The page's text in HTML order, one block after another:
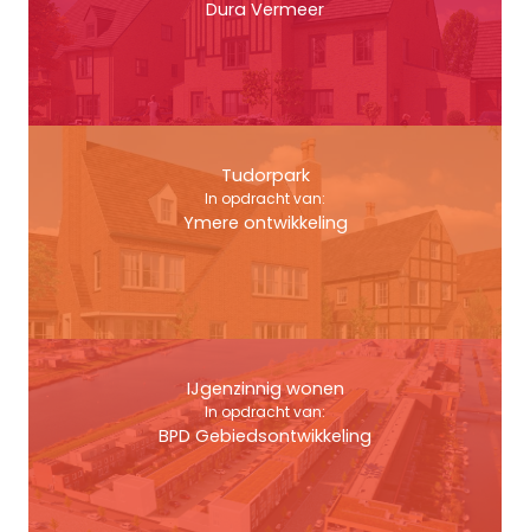
Dura Vermeer
Tudorpark
In opdracht van:
Ymere ontwikkeling
IJgenzinnig wonen
In opdracht van:
BPD Gebiedsontwikkeling